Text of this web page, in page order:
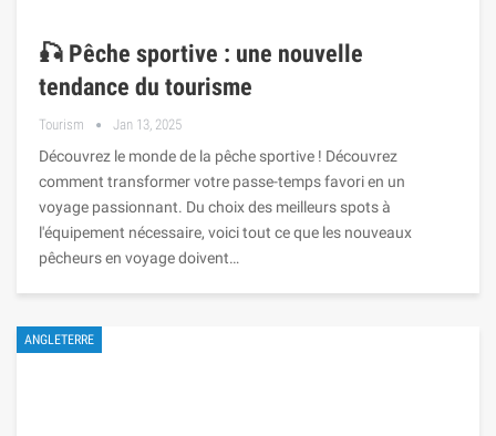
🎣 Pêche sportive : une nouvelle
tendance du tourisme
Tourism Jan 13, 2025
Découvrez le monde de la pêche sportive ! Découvrez
comment transformer votre passe-temps favori en un
voyage passionnant. Du choix des meilleurs spots à
l'équipement nécessaire, voici tout ce que les nouveaux
pêcheurs en voyage doivent…
ANGLETERRE